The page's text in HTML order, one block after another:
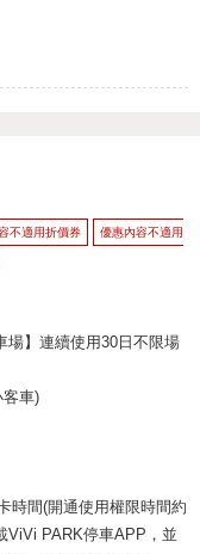
不適用折價券
優惠內容不適用
場】連續使用30日不限場
客車)
時間(開通使用權限時間約
ViVi PARK停車APP，並